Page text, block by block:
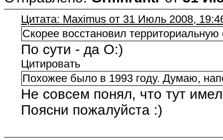
Цитата: Maximus от 31 Июль 2008,
Скорее восстановил территориальную
По сути - да O:)
Цитировать
Похожее было в 1993 году. Думаю,
Не совсем понял, что тут
Поясни пожалуйста :)